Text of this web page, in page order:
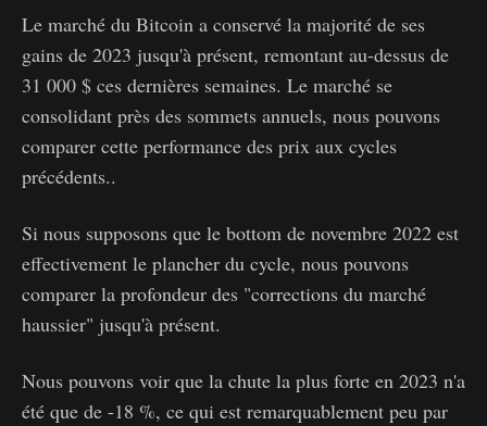
Le marché du Bitcoin a conservé la majorité de ses
gains de 2023 jusqu'à présent, remontant au-dessus de
31 000 $ ces dernières semaines. Le marché se
consolidant près des sommets annuels, nous pouvons
comparer cette performance des prix aux cycles
précédents..
Si nous supposons que le bottom de novembre 2022 est
effectivement le plancher du cycle, nous pouvons
comparer la profondeur des "corrections du marché
haussier" jusqu'à présent.
Nous pouvons voir que la chute la plus forte en 2023 n'a
été que de -18 %, ce qui est remarquablement peu par